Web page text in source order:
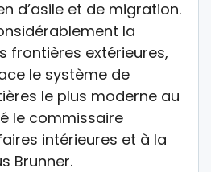
d’asile et de migration.
la
frontières extérieures,
le système de
le plus moderne au
le commissaire
intérieures et à la
Brunner.